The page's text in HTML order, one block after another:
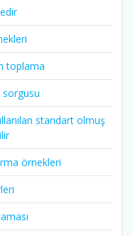
toplama
standart olmuş
örnekleri